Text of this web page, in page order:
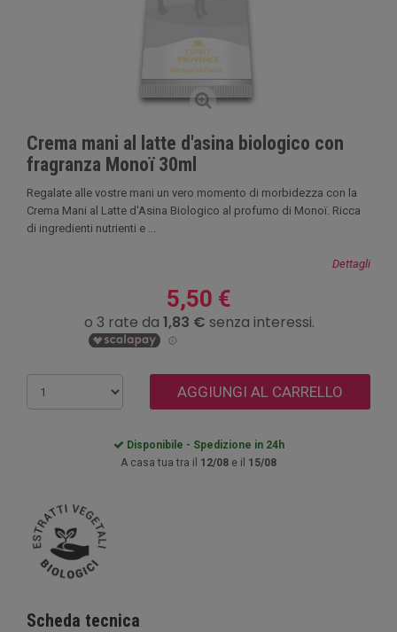
Crema mani al latte d'asina biologico con
fragranza Monoï 30ml
Regalate alle vostre mani un vero momento di morbidezza con la
Crema Mani al Latte d'Asina Biologico al profumo di Monoï. Ricca
di ingredienti nutrienti e ...
Dettagli
5,50 €
AGGIUNGI AL CARRELLO
Disponibile - Spedizione in 24h
A casa tua tra il 12/08 e il 15/08
Scheda tecnica